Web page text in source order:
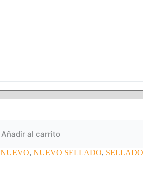
Añadir al carrito
NUEVO, NUEVO SELLADO, SELLADO